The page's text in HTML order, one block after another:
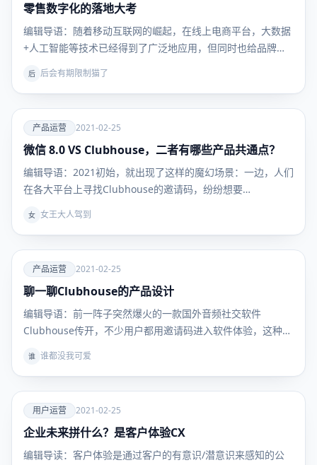
用户运
营
零售数字化的落地大考
编辑导语：随着移动互联网的崛起，在线上电商平台，大数据
+人工智能等技术已经得到了广泛地应用，但同时也给品牌商
后 后会有期限制猫了
爱
产品运
营
产品运营 2021-02-25
微信 8.0 VS Clubhouse，二者有哪些产品共通点？
编辑导语：2021初始，就出现了这样的魔幻场景：一边，人们
在各大平台上寻找Clubhouse的邀请码，纷纷想要…
女 女王大人驾到
爱
产品运
产品运营 2021-02-25
聊一聊Clubhouse的产品设计
编辑导语：前一阵子突然爆火的一款国外音频社交软件
Clubhouse传开，不少用户都用邀请码进入软件体验，这种
谁 谁都没我可爱
爱
用户运
用户运营 2021-02-25
企业未来拼什么？是客户体验CX
编辑导读：客户体验是通过客户的有意识/潜意识来感知的公